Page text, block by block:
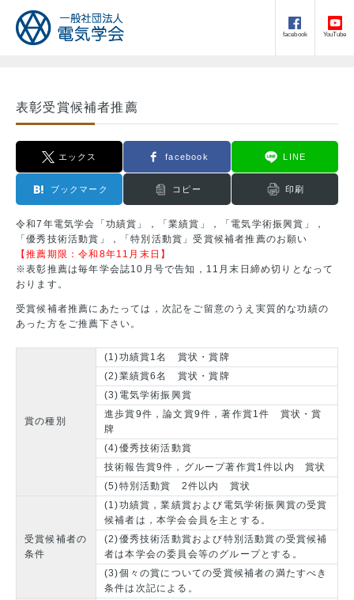
facebook YouTube
表彰受賞候補者推薦
エックス facebook LINE
ブックマーク コピー 印刷
令和7年電気学会「功績賞」，「業績賞」，「電気学術振興賞」，
「優秀技術活動賞」，「特別活動賞」受賞候補者推薦のお願い
【推薦期限：令和8年11月末日】
※表彰推薦は毎年学会誌10月号で告知，11月末日締め切りとなって
おります。
受賞候補者推薦にあたっては，次記をご留意のうえ実質的な功績の
あった方をご推薦下さい。
賞の種別
(1)功績賞1名 賞状・賞牌
(2)業績賞6名 賞状・賞牌
(3)電気学術振興賞
進歩賞9件，論文賞9件，著作賞1件 賞状・賞
牌
(4)優秀技術活動賞
技術報告賞9件，グループ著作賞1件以内 賞状
(5)特別活動賞 2件以内 賞状
受賞候補者の
条件
(1)功績賞，業績賞および電気学術振興賞の受賞
候補者は，本学会会員を主とする。
(2)優秀技術活動賞および特別活動賞の受賞候補
者は本学会の委員会等のグループとする。
(3)個々の賞についての受賞候補者の満たすべき
条件は次記による。